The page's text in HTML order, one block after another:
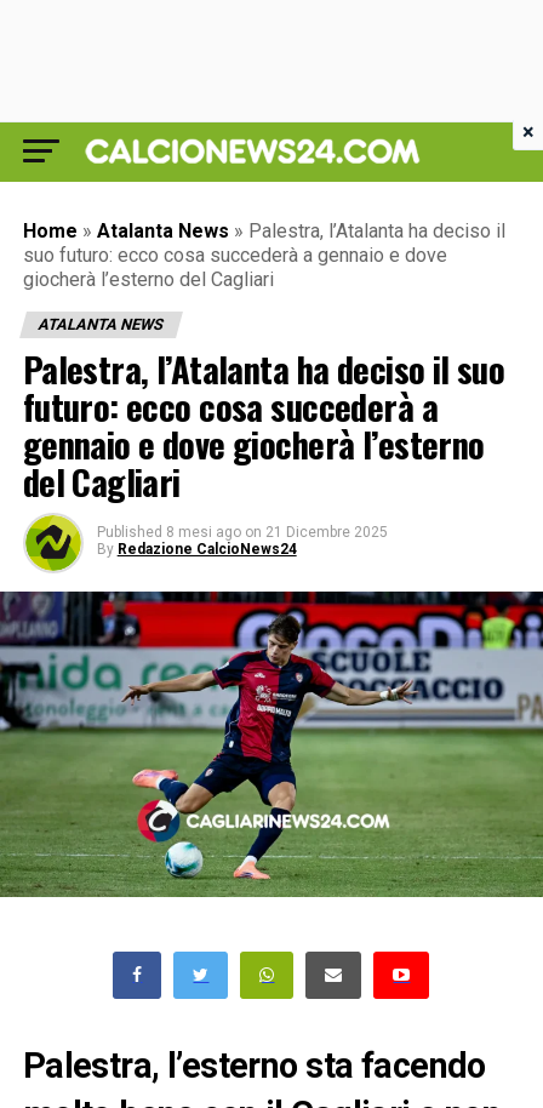
Home » Atalanta News » Palestra, l’Atalanta ha deciso il
suo futuro: ecco cosa succederà a gennaio e dove
giocherà l’esterno del Cagliari
ATALANTA NEWS
Palestra, l’Atalanta ha deciso il suo
futuro: ecco cosa succederà a
gennaio e dove giocherà l’esterno
del Cagliari
Published 8 mesi ago on 21 Dicembre 2025
By Redazione CalcioNews24
Palestra, l’esterno sta facendo
×